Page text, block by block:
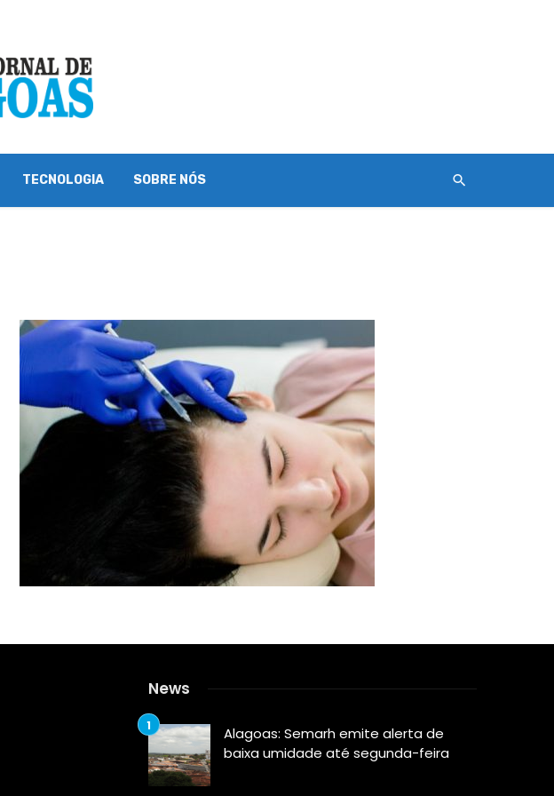
TECNOLOGIA SOBRE NÓS
News
Alagoas: Semarh emite alerta de
baixa umidade até segunda-feira